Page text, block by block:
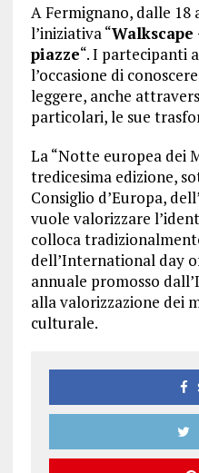
A Fermignano, dalle 18
l’iniziativa “
piazze“. I partecipanti
l’occasione di
leggere, anche
particolari, le sue
La “Notte europea dei
tredicesima edizione,
Consiglio d’Europa,
vuole valorizzare
colloca
dell’International day
annuale promosso
alla valorizzazione dei
culturale.